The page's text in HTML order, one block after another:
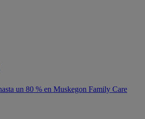
un 80 % en Muskegon Family Care